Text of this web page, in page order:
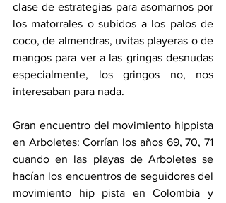
clase de estrategias para asomarnos por
los matorrales o subidos a los palos de
coco, de almendras, uvitas playeras o de
mangos para ver a las gringas desnudas
especialmente, los gringos no, nos
interesaban para nada.
Gran encuentro del movimiento hippista
en Arboletes: Corrían los años 69, 70, 71
cuando en las playas de Arboletes se
hacían los encuentros de seguidores del
movimiento hip pista en Colombia y